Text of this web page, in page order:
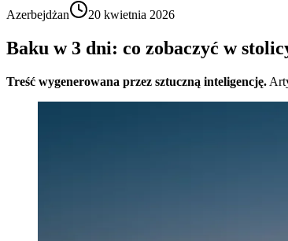
Azerbejdżan
20 kwietnia 2026
Baku w 3 dni: co zobaczyć w
Treść wygenerowana przez sztuczną inteligencję.